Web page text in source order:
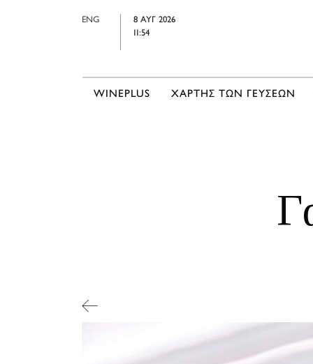
ENG
8 ΑΥΓ 2026
11:54
WINEPLUS ΧΑΡΤΗΣ ΤΩΝ ΓΕΥΣΕΩΝ